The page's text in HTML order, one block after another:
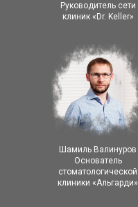
Руководитель сети
клиник «Dr. Keller»
Шамиль Валинуров
Основатель
стоматологической
клиники «Альгарди»